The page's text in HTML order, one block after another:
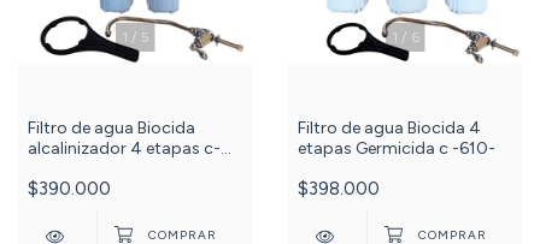
1 / 5
Filtro de agua Biocida
alcalinizador 4 etapas c-
$390.000
1 / 6
Filtro de agua Biocida 4
etapas Germicida c -610-
$398.000